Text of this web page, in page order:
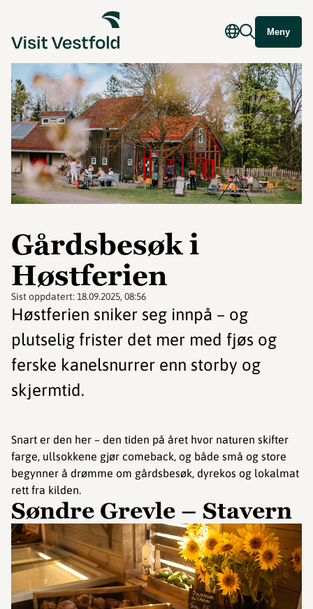
Meny
Gårdsbesøk i
Høstferien
Sist oppdatert: 18.09.2025, 08:56
Høstferien sniker seg innpå – og
plutselig frister det mer med fjøs og
ferske kanelsnurrer enn storby og
skjermtid.
Snart er den her – den tiden på året hvor naturen skifter
farge, ullsokkene gjør comeback, og både små og store
begynner å drømme om gårdsbesøk, dyrekos og lokalmat
rett fra kilden.
Søndre Grevle – Stavern